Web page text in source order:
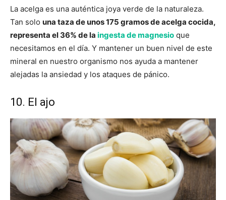
La acelga es una auténtica joya verde de la naturaleza.
Tan solo una taza de unos 175 gramos de acelga cocida,
representa el 36% de la ingesta de magnesio que
necesitamos en el día. Y mantener un buen nivel de este
mineral en nuestro organismo nos ayuda a mantener
alejadas la ansiedad y los ataques de pánico.
10. El ajo